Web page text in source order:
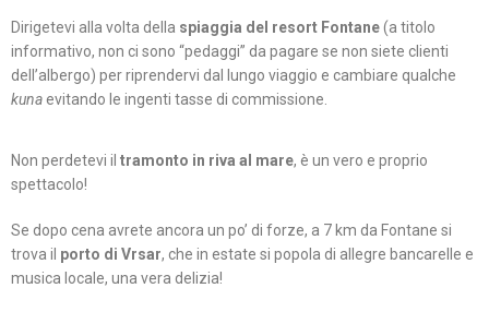
Dirigetevi alla volta della spiaggia del resort Fontane(a titolo
informativo, non ci sono “pedaggi” da pagare se non siete clienti
dell’albergo) per riprendervi dal lungo viaggio e cambiare qualche
kunaevitando le ingenti tasse di commissione.
Non perdetevi il tramonto in riva al mare, è un vero e proprio
spettacolo!
Se dopo cena avrete ancora un po’ di forze, a 7 km da Fontane si
trova il porto di Vrsar, che in estate si popola di allegre bancarelle e
musica locale, una vera delizia!